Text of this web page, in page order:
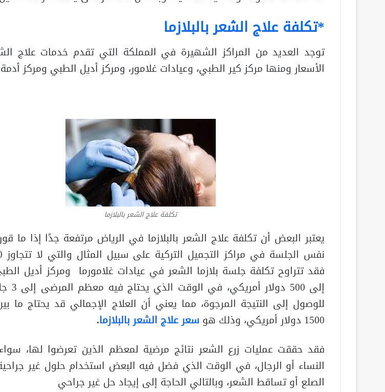
*تكلفة علاج الشعر بالبلازما
توجد العديد من المراكز الشهيرة في المملكة التي تقدم خدمات علاج
الأسعار ومنها مركز كير الطبي، وعيادات غلامور، ومركز أديل الطبي ومركز
تكلفة علاج الشعر بالبلازما
يعتبر البعض أن تكلفة علاج الشعر بالبلازما في الرياض مرتفعة جدًا إذا ما
إلى
1500 دولار أمريكي، وذلك هو
سعر علاج الشعر بالبلازما.
فقد حققت عمليات زرع الشعر نتائج مرضية لمعظم الذين تعرضوا لها،
النساء أو الرجال، في الوقت الذي فضل فيه البعض استخدام حلول غير
الصلع أو تساقط الشعر، وبالتالي الحاجة إلى إيجاد حل غير جراحي